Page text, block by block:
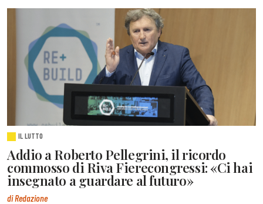
IL LUTTO
Addio a Roberto Pellegrini, il ricordo
commosso di Riva Fierecongressi: «Ci hai
insegnato a guardare al futuro»
di Redazione